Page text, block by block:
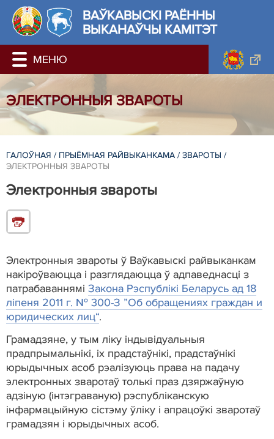
ВАЎКАВЫСКІ РАЁННЫ
ВЫКАНАЎЧЫ КАМІТЭТ
ЭЛЕКТРОННЫЯ ЗВАРОТЫ
ГАЛОЎНАЯ / ПРЫЁМНАЯ РАЙВЫКАНКАМА / ЗВАРОТЫ /
ЭЛЕКТРОННЫЯ ЗВАРОТЫ
Электронныя звароты
Электронныя звароты ў Ваўкавыскі райвыканкам
накіроўваюцца і разглядаюцца ў адпаведнасці з
патрабаваннямі Закона Рэспублікі Беларусь ад 18
ліпеня 2011 г. № 300-З ”Об обращениях граждан и
юридических лиц“.
Грамадзяне, у тым ліку індывідуальныя
прадпрымальнікі, іх прадстаўнікі, прадстаўнікі
юрыдычных асоб рэалізуюць права на падачу
электронных зваротаў толькі праз дзяржаўную
адзіную (інтэграваную) рэспубліканскую
інфармацыйную сістэму ўліку і апрацоўкі зваротаў
грамадзян і юрыдычных асоб.